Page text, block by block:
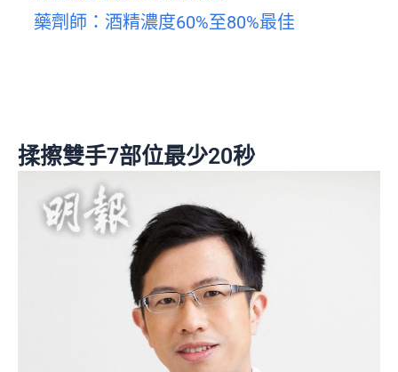
藥劑師：酒精濃度60%至80%最佳
揉擦雙手7部位最少20秒